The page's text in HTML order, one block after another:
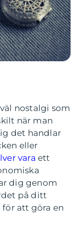
nostalgi som
när man
det handlar
eller
vara ett
dig genom
på ditt
att göra en